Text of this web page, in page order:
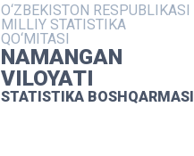
O‘ZBEKISTON RESPUBLIKASI
MILLIY STATISTIKA
QO‘MITASI
NAMANGAN
VILOYATI
STATISTIKA BOSHQARMASI
NASHRLAR
INTERAKTIV XIZMATLAR
MATBUOT XIZMATI
MUROJAATLAR